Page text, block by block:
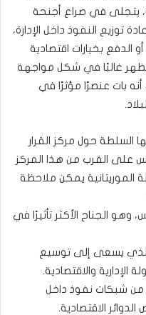
يتجلى في صراع أجنحة
توزيع النفوذ داخل الإدارة،
الدفع بخيارات اقتصادية
يظهر غالبًا في شكل مواجهة
بات عنصرًا مؤثرًا في
السلطة حول مركز القرار
على القرب من هذا المركز
الموريتانية يمكن ملاحظة
وهو الجناح الأكثر تأثيرًا في
الذي يسعى إلى توسيع
والاقتصادية.
من شبكات نفوذ داخل
الاقتصادية.